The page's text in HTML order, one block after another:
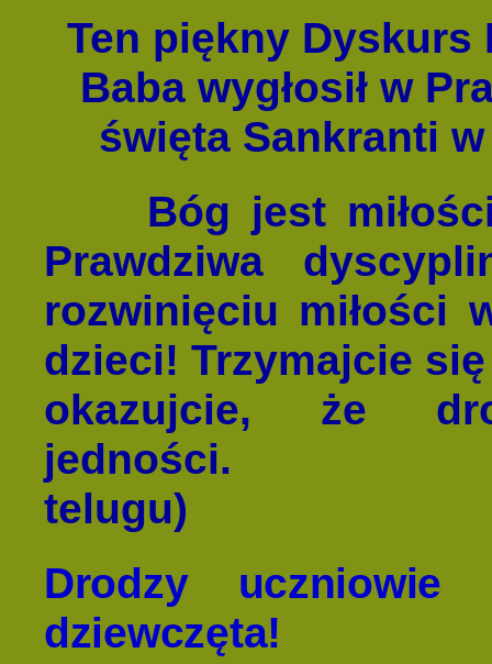
Ten piękny Dyskurs
Baba wygłosił w
święta Sankranti
Bóg jest
Prawdziwa
rozwinięciu miłości
dzieci! Trzymajcie
okazujcie, że
jedności.
telugu)
Drodzy
dziewczęta!